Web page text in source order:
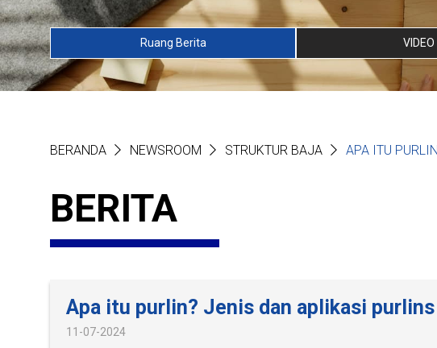
Ruang Berita VIDEO
BERANDA NEWSROOM STRUKTUR BAJA APA ITU
BERITA
Apa itu purlin? Jenis dan aplikasi
11-07-2024